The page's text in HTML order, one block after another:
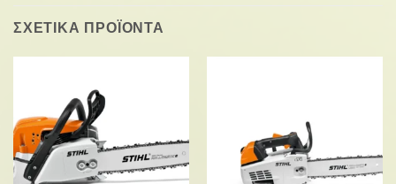
ΣΧΕΤΙΚΑ ΠΡΟΪΟΝΤΑ